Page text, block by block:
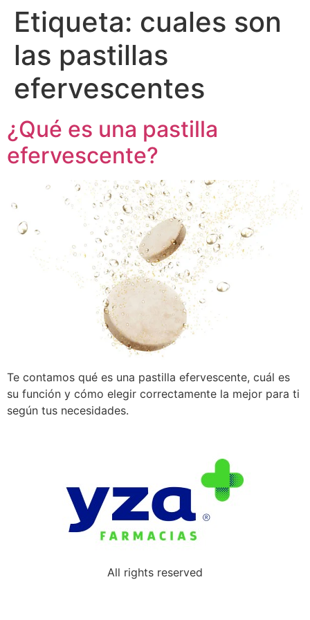
Etiqueta: cuales son
las pastillas
efervescentes
¿Qué es una pastilla
efervescente?
Te contamos qué es una pastilla efervescente, cuál es
su función y cómo elegir correctamente la mejor para ti
según tus necesidades.
All rights reserved